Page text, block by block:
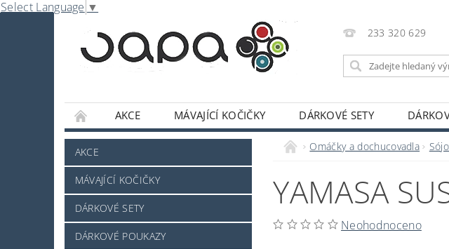
Select Language ▼
233 320 629
AKCE MÁVAJÍCÍ KOČIČKY DÁRKOVÉ SETY
NABE
OMÁČKY A DOCHUCOVADLA NUDLE A POLÉVKY
SLADKOSTI A POCHUTINY
SAKE A JINÝ ALKOHOL
JAPONSKÉ NÁDOBÍ
KOSMETIKA OSTATNÍ JAPONSKÉ
PRO ZVÍŘÁTKA - NOVINKA
MRAŽENÉ ZBOŽÍ
NAPIŠTE NÁM
AKCE
MÁVAJÍCÍ KOČIČKY
DÁRKOVÉ SETY
DÁRKOVÉ POUKAZY
Omáčky a dochucovadla
YAMASA
Neohodnoceno